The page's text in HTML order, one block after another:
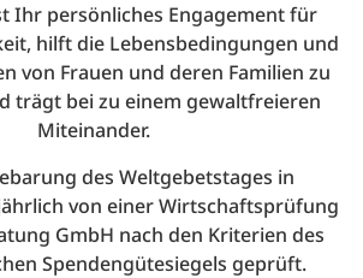
Ihr persönliches Engagement für
hilft die Lebensbedingungen und
von Frauen und deren Familien zu
trägt bei zu einem gewaltfreieren
Miteinander.
des Weltgebetstages in
von einer Wirtschaftsprüfung
GmbH nach den Kriterien des
Spendengütesiegels geprüft.